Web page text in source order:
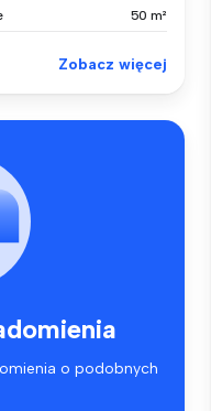
50 m²
Zobacz więcej
o podobnych